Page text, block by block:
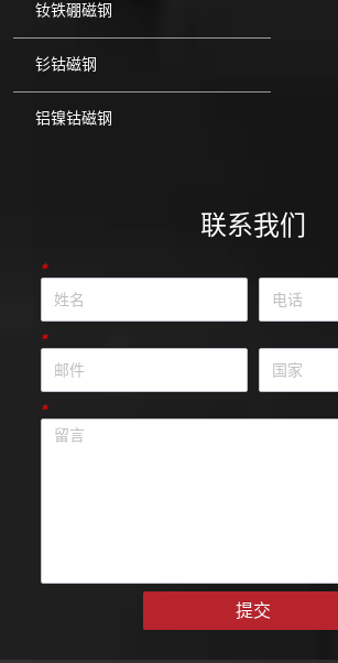
钕铁硼磁钢
钐钴磁钢
铝镍钴磁钢
联系我们
*
*
*
提交